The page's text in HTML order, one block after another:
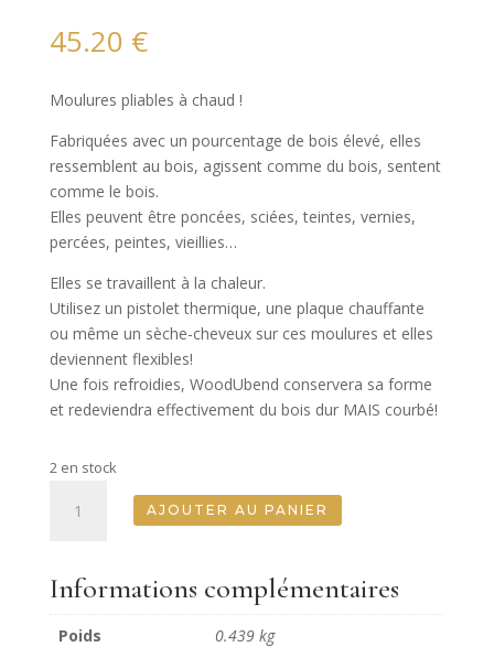
45.20 €
Moulures pliables à chaud !
Fabriquées avec un pourcentage de bois élevé, elles
ressemblent au bois, agissent comme du bois, sentent
comme le bois.
Elles peuvent être poncées, sciées, teintes, vernies,
percées, peintes, vieillies…
Elles se travaillent à la chaleur.
Utilisez un pistolet thermique, une plaque chauffante
ou même un sèche-cheveux sur ces moulures et elles
deviennent flexibles!
Une fois refroidies, WoodUbend conservera sa forme
et redeviendra effectivement du bois dur MAIS courbé!
2 en stock
Deux
Frontons
AJOUTER AU PANIER
Informations complémentaires
Poids 0.439 kg